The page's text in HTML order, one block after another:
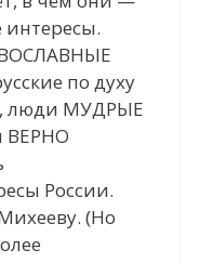
по духу
люди МУДРЫЕ
ВЕРНО
России.
(Но